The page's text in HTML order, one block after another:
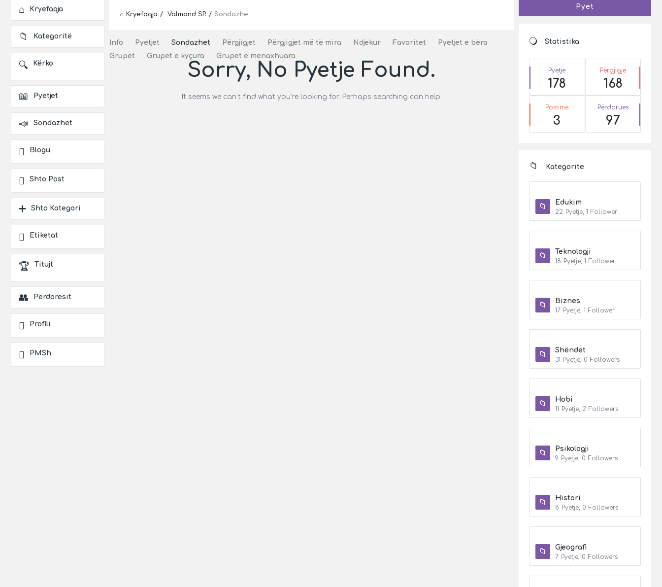
Kryefaqja / Valmond SP. / Sondazhe
Info Pyetjet Sondazhet Përgjigjet Përgjigjet më të mira Ndjekur Favoritet
Pyetjet e bëra
Grupet
Grupet e kyçura Grupet e menaxhuara
Sorry, No Pyetje Found.
It seems we can’t find what you’re looking for. Perhaps searching can help.
Pyet
Statistika
Pyetje
178
Përgjigje
168
Postime
3
Përdorues
97
Kategoritë
Edukim
22 Pyetje, 1 Follower
Teknologji
18 Pyetje, 1 Follower
Biznes
17 Pyetje, 1 Follower
Shëndet
31 Pyetje, 0 Followers
Hobi
11 Pyetje, 2 Followers
Psikologji
9 Pyetje, 0 Followers
Histori
8 Pyetje, 0 Followers
Gjeografi
7 Pyetje, 0 Followers
Explore
Kryefaqja
Kategoritë
Kërko
Pyetjet
Sondazhet
Blogu
Shto Post
Shto Kategori
Etiketat
Titujt
Përdoresit
Profili
PMSh